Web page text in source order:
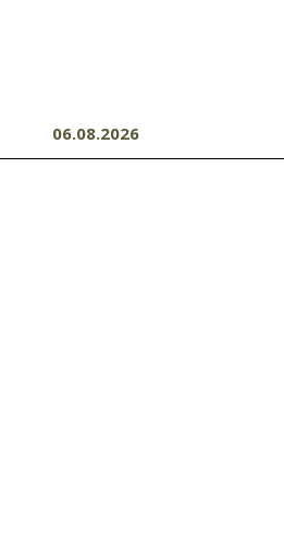
06.08.2026